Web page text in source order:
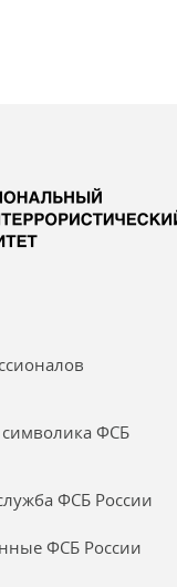
ФСБ
ФСБ России
ФСБ России